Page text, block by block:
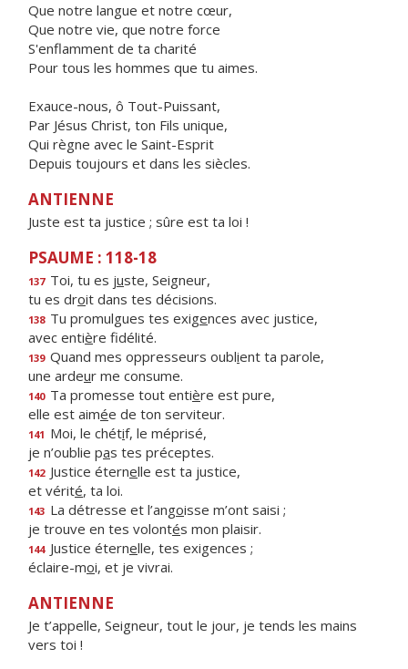
Que notre langue et notre cœur,
Que notre vie, que notre force
S'enflamment de ta charité
Pour tous les hommes que tu aimes.
Exauce-nous, ô Tout-Puissant,
Par Jésus Christ, ton Fils unique,
Qui règne avec le Saint-Esprit
Depuis toujours et dans les siècles.
ANTIENNE
Juste est ta justice ; sûre est ta loi !
PSAUME : 118-18
137 Toi, tu es juste, Seigneur,
tu es droit dans tes décisions.
138 Tu promulgues tes exigences avec justice,
avec entière fidélité.
139 Quand mes oppresseurs oublient ta parole,
une ardeur me consume.
140 Ta promesse tout entière est pure,
elle est aimée de ton serviteur.
141 Moi, le chétif, le méprisé,
je n’oublie pas tes préceptes.
142 Justice éternelle est ta justice,
et vérité, ta loi.
143 La détresse et l’angoisse m’ont saisi ;
je trouve en tes volontés mon plaisir.
144 Justice éternelle, tes exigences ;
éclaire-moi, et je vivrai.
ANTIENNE
Je t’appelle, Seigneur, tout le jour, je tends les mains
vers toi !